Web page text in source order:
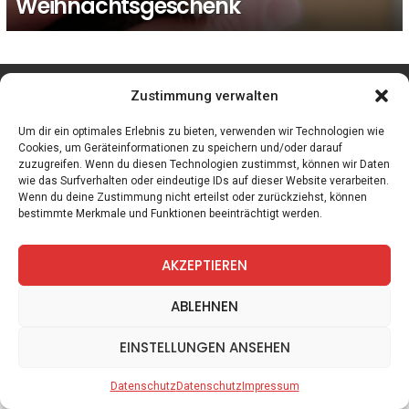
Zustimmung verwalten
Um dir ein optimales Erlebnis zu bieten, verwenden wir Technologien wie
Cookies, um Geräteinformationen zu speichern und/oder darauf
zuzugreifen. Wenn du diesen Technologien zustimmst, können wir Daten
wie das Surfverhalten oder eindeutige IDs auf dieser Website verarbeiten.
Wenn du deine Zustimmung nicht erteilst oder zurückziehst, können
bestimmte Merkmale und Funktionen beeinträchtigt werden.
AKZEPTIEREN
ABLEHNEN
EINSTELLUNGEN ANSEHEN
DatenschutzDatenschutzImpressum
facebook instagram
Spiele Zitate Kontakt Datenschutz Impressum